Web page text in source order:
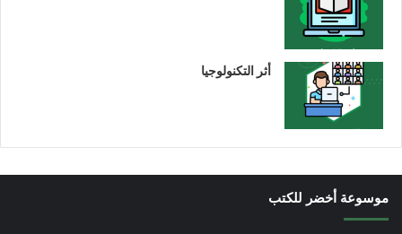
أثر التكنولوجيا
موسوعة أخضر للكتب